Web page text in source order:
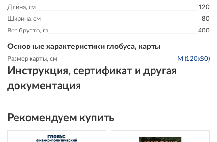
Длина, см
120
Ширина, см
80
Вес брутто, гр
400
Основные характеристики глобуса, карты
Размер карты, см M (120x80)
Инструкция, сертификат и другая
документация
Рекомендуем купить